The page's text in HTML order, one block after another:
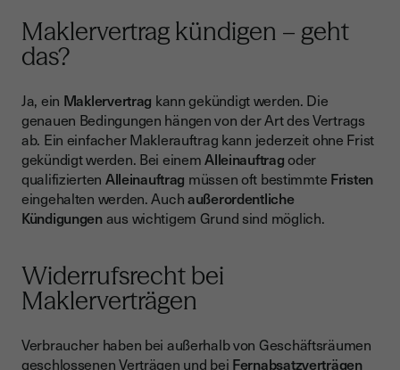
Maklervertrag kündigen – geht
das?
Ja, ein Maklervertrag kann gekündigt werden. Die
genauen Bedingungen hängen von der Art des Vertrags
ab. Ein einfacher Maklerauftrag kann jederzeit ohne Frist
gekündigt werden. Bei einemAlleinauftragoder
qualifizierten Alleinauftrag müssen oft bestimmte Fristen
eingehalten werden. Auchaußerordentliche
Kündigungenaus wichtigem Grund sind möglich.
Widerrufsrecht bei
Maklerverträgen
Verbraucher haben bei außerhalb von Geschäftsräumen
geschlossenen Verträgen und bei Fernabsatzverträgen